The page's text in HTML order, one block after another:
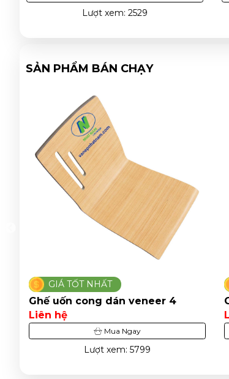
Lượt xem: 7231
SẢN PHẨM BÁN CHẠY
GIÁ TỐT NHẤT
Ghế ván ép dán veneer 25
Liên hệ
Mua Ngay
Lượt xem: 3896